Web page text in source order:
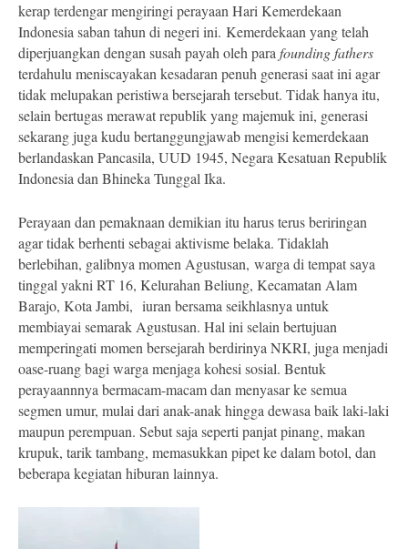
kerap terdengar mengiringi perayaan Hari Kemerdekaan
Indonesia saban tahun di negeri ini. Kemerdekaan yang telah
diperjuangkan dengan susah payah oleh para founding fathers
terdahulu meniscayakan kesadaran penuh generasi saat ini agar
tidak melupakan peristiwa bersejarah tersebut. Tidak hanya itu,
selain bertugas merawat republik yang majemuk ini, generasi
sekarang juga kudu bertanggungjawab mengisi kemerdekaan
berlandaskan Pancasila, UUD 1945, Negara Kesatuan Republik
Indonesia dan Bhineka Tunggal Ika.
Perayaan dan pemaknaan demikian itu harus terus beriringan
agar tidak berhenti sebagai aktivisme belaka. Tidaklah
berlebihan, galibnya momen Agustusan, warga di tempat saya
tinggal yakni RT 16, Kelurahan Beliung, Kecamatan Alam
Barajo, Kota Jambi, iuran bersama seikhlasnya untuk
membiayai semarak Agustusan. Hal ini selain bertujuan
memperingati momen bersejarah berdirinya NKRI, juga menjadi
oase-ruang bagi warga menjaga kohesi sosial. Bentuk
perayaannnya bermacam-macam dan menyasar ke semua
segmen umur, mulai dari anak-anak hingga dewasa baik laki-laki
maupun perempuan. Sebut saja seperti panjat pinang, makan
krupuk, tarik tambang, memasukkan pipet ke dalam botol, dan
beberapa kegiatan hiburan lainnya.